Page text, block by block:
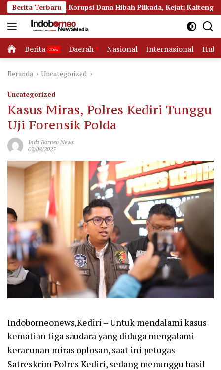
Langsung
ke
konten
Berita Terbaru
Korupsi Dana Hibah Pilkada, Kejati Kalteng Seret Seluruh
Home
Berita Daerah Nasional Internasional
Beranda Uncategorized
Uncategorized
Kasus Miras, Polres Kediri Tunggu
Uji Forensik Polda
Indo Borneo News
02/08/2025
Indoborneonews,Kediri – Untuk mendalami kasus
kematian tiga saudara yang diduga mengalami
keracunan miras oplosan, saat ini petugas
Satreskrim Polres Kediri, sedang menunggu hasil